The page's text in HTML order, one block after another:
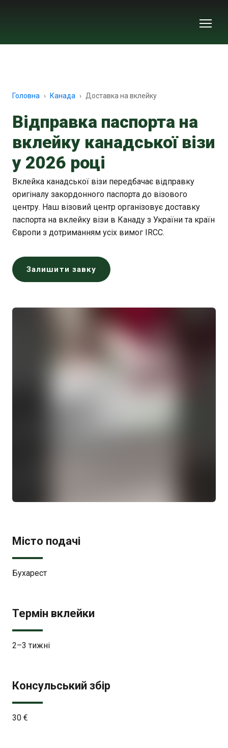
Головна Канада Доставка на вклейку
Відправка паспорта на
вклейку канадської візи
у 2026 році
Вклейка канадської візи передбачає відправку
оригіналу закордонного паспорта до візового
центру. Наш візовий центр організовує доставку
паспорта на вклейку візи в Канаду з України та країн
Європи з дотриманням усіх вимог IRCC.
Залишити завку
Місто подачі
Бухарест
Термін вклейки
2–3 тижні
Консульський збір
30 €